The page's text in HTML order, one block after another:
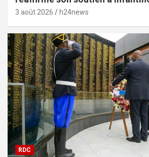
3 août 2026 h24news
RDC